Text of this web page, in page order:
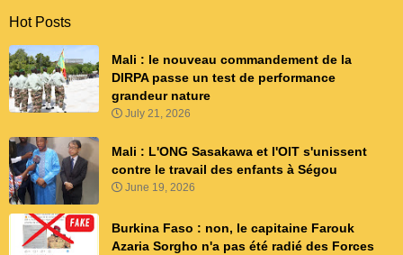
Hot Posts
Mali : le nouveau commandement de la
DIRPA passe un test de performance
grandeur nature
July 21, 2026
Mali : L'ONG Sasakawa et l'OIT s'unissent
contre le travail des enfants à Ségou
June 19, 2026
Burkina Faso : non, le capitaine Farouk
Azaria Sorgho n'a pas été radié des Forces